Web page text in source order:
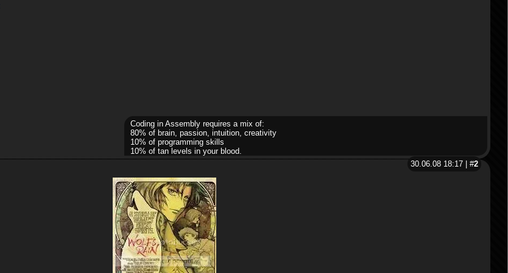
Coding in Assembly requires a mix of:
80% of brain, passion, intuition, creativity
10% of programming skills
10% of tan levels in your blood.
30.06.08 18:17 | #2